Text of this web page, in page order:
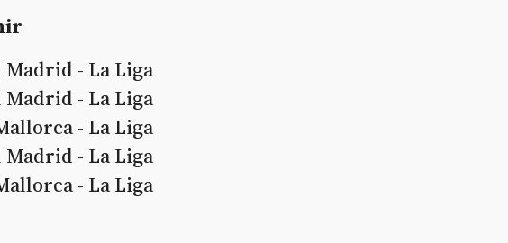
Madrid - La Liga
Madrid - La Liga
- La Liga
Madrid - La Liga
- La Liga